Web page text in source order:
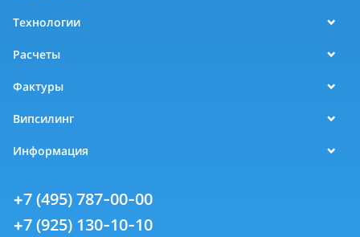
Технологии
Расчеты
Фактуры
Випсилинг
Информация
+7 (495) 787-00-00
+7 (925) 130-10-10